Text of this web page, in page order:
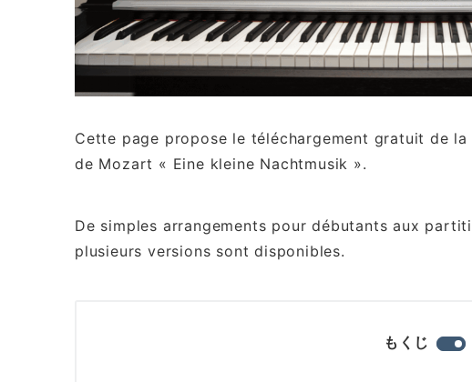
Cette page propose le téléchargement gratuit de
de Mozart « Eine kleine Nachtmusik ».
De simples arrangements pour débutants aux
plusieurs versions sont disponibles.
もくじ